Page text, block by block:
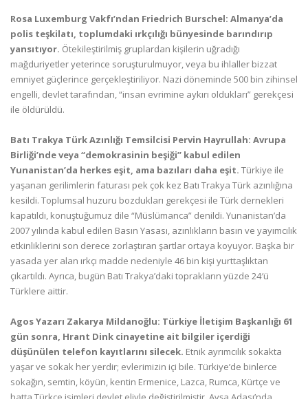
Rosa Luxemburg Vakfı’ndan Friedrich Burschel: Almanya’da
polis teşkilatı, toplumdaki ırkçılığı bünyesinde barındırıp
yansıtıyor. Ötekileştirilmiş gruplardan kişilerin uğradığı
mağduriyetler yeterince soruşturulmuyor, veya bu ihlaller bizzat
emniyet güçlerince gerçekleştiriliyor. Nazi döneminde 500 bin zihinsel
engelli, devlet tarafından, “insan evrimine aykırı oldukları” gerekçesi
ile öldürüldü.
Batı Trakya Türk Azınlığı Temsilcisi Pervin Hayrullah: Avrupa
Birliği’nde veya “demokrasinin beşiği” kabul edilen
Yunanistan’da herkes eşit, ama bazıları daha eşit. Türkiye ile
yaşanan gerilimlerin faturası pek çok kez Batı Trakya Türk azınlığına
kesildi. Toplumsal huzuru bozdukları gerekçesi ile Türk dernekleri
kapatıldı, konuştuğumuz dile “Müslümanca” denildi. Yunanistan’da
2007 yılında kabul edilen Basın Yasası, azınlıkların basın ve yayımcılık
etkinliklerini son derece zorlaştıran şartlar ortaya koyuyor. Başka bir
yasada yer alan ırkçı madde nedeniyle 46 bin kişi yurttaşlıktan
çıkartıldı. Ayrıca, bugün Batı Trakya’daki toprakların yüzde 24′ü
Türklere aittir.
Agos Yazarı Zakarya Mildanoğlu: Türkiye İletişim Başkanlığı 61
gün sonra, Hrant Dink cinayetine ait bilgiler içerdiği
düşünülen telefon kayıtlarını silecek. Etnik ayrımcılık sokakta
yaşar ve sokak her yerdir; evlerimizin içi bile. Türkiye’de binlerce
sokağın, semtin, köyün, kentin Ermenice, Lazca, Rumca, Kürtçe ve